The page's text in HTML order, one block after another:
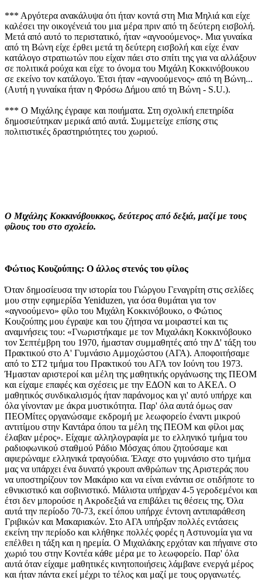
*** Αργότερα ανακάλυψα ότι ήταν κοντά στη Μια Μηλιά και είχε
καλέσει την οικογένειά του μια μέρα πριν από τη δεύτερη εισβολή.
Μετά από αυτό το περιστατικό, ήταν «αγνοούμενος». Μια γυναίκα
από τη Βώνη είχε έρθει μετά τη δεύτερη εισβολή και είχε έναν
κατάλογο στρατιωτών που είχαν πάει στο σπίτι της για να αλλάξουν
σε πολιτικά ρούχα και είχε το όνομα του Μιχάλη Κοκκινόβουκου
σε εκείνο τον κατάλογο. Έτσι ήταν «αγνοούμενος» από τη Βώνη...
(Αυτή η γυναίκα ήταν η Φρόσω Δήμου από τη Βώνη - S.U.).
*** Ο Μιχάλης έγραφε και ποιήματα. Στη σχολική επετηρίδα
δημοσιεύτηκαν μερικά από αυτά. Συμμετείχε επίσης στις
πολιτιστικές δραστηριότητες του χωριού.
Ο Μιχάλης Κοκκινόβουκκος, δεύτερος από δεξιά, μαζί με τους
φίλους του στο σχολείο.
Φώτιος Κουζούπης: Ο άλλος στενός του φίλος
Όταν δημοσίευσα την ιστορία του Γιώργου Γεναγρίτη στις σελίδες
μου στην εφημερίδα Yeniduzen, για όσα θυμάται για τον
«αγνοούμενο» φίλο του Μιχάλη Κοκκινόβουκο, ο Φώτιος
Κουζούπης μου έγραψε και του ζήτησα να μοιραστεί και τις
αναμνήσεις του: «Γνωριστήκαμε με τον Μιχαλάκη Κοκκινόβουκο
τον Σεπτέμβρη του 1970, ήμασταν συμμαθητές από την Δ' τάξη του
Πρακτικού στο Α' Γυμνάσιο Αμμοχώστου (ΑΓΑ). Αποφοιτήσαμε
από το ΣΤ2 τμήμα του Πρακτικού του ΑΓΑ τον Ιούνη του 1973.
Ήμασταν αριστεροί και μέλη της μαθητικής οργάνωσης της ΠΕΟΜ
και είχαμε επαφές και σχέσεις με την ΕΔΟΝ και το ΑΚΕΛ. Ο
μαθητικός συνδικαλισμός ήταν παράνομος και γι' αυτό υπήρχε και
όλα γίνονταν με άκρα μυστικότητα. Παρ' όλα αυτά όμως σαν
ΠΕΟΜίτες οργανώσαμε εκδρομή με λεωφορείο έναντι μικρού
αντιτίμου στην Καντάρα όπου τα μέλη της ΠΕΟΜ και φίλοι μας
έλαβαν μέρος». Είχαμε αλληλογραφία με το ελληνικό τμήμα του
ραδιοφωνικού σταθμού Ράδιο Μόσχας όπου ζητούσαμε και
αφιερώναμε ελληνικά τραγούδια. Έλαχε στο γυμνάσιο στο τμήμα
μας να υπάρχει ένα δυνατό γκρουπ ανθρώπων της Αριστεράς που
να υποστηρίζουν τον Μακάριο και να είναι ενάντια σε οτιδήποτε το
εθνικιστικό και σοβινιστικό. Μάλιστα υπήρχαν 4-5 γεροδεμένοι και
έτσι δεν μπορούσε η Ακροδεξιά να επιβάλει τις θέσεις της. Όλα
αυτά την περίοδο 70-73, εκεί όπου υπήρχε έντονη αντιπαράθεση
Γριβικών και Μακαριακών. Στο ΑΓΑ υπήρξαν πολλές εντάσεις
εκείνη την περίοδο και κλήθηκε πολλές φορές η Αστυνομία για να
επέλθει η τάξη και η ηρεμία. Ο Μιχαλάκης ερχόταν και πήγαινε στο
χωριό του στην Κοντέα κάθε μέρα με το λεωφορείο. Παρ' όλα
αυτά όταν είχαμε μαθητικές κινητοποιήσεις λάμβανε ενεργά μέρος
και ήταν πάντα εκεί μέχρι το τέλος και μαζί με τους οργανωτές.